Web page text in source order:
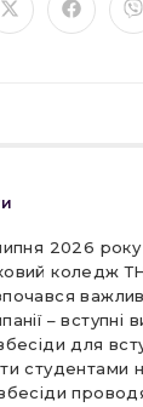
Відкрити
в
Відкрити
в в
2026
коледж
– вступні
для
студентами